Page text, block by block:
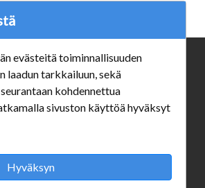
#Yhteiskuntavastuu
#porvoonsithlord
evästeitä toiminnallisuuden
laadun tarkkailuun, sekä
kohdennettua
sivuston käyttöä hyväksyt
Hyväksyn